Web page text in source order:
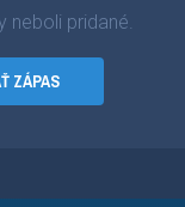
neboli pridané.
ZÁPAS